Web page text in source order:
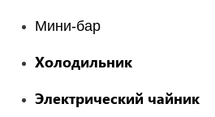
Мини-бар
Холодильник
Электрический чайник